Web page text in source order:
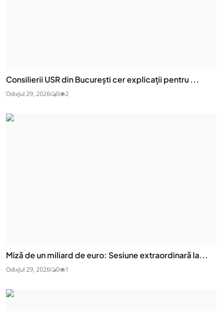
Consilierii USR din București cer explicații pentru ...
OdixJul 29, 2026 0 2
Miză de un miliard de euro: Sesiune extraordinară la...
OdixJul 29, 2026 0 1